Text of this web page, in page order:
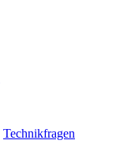
Technikfragen